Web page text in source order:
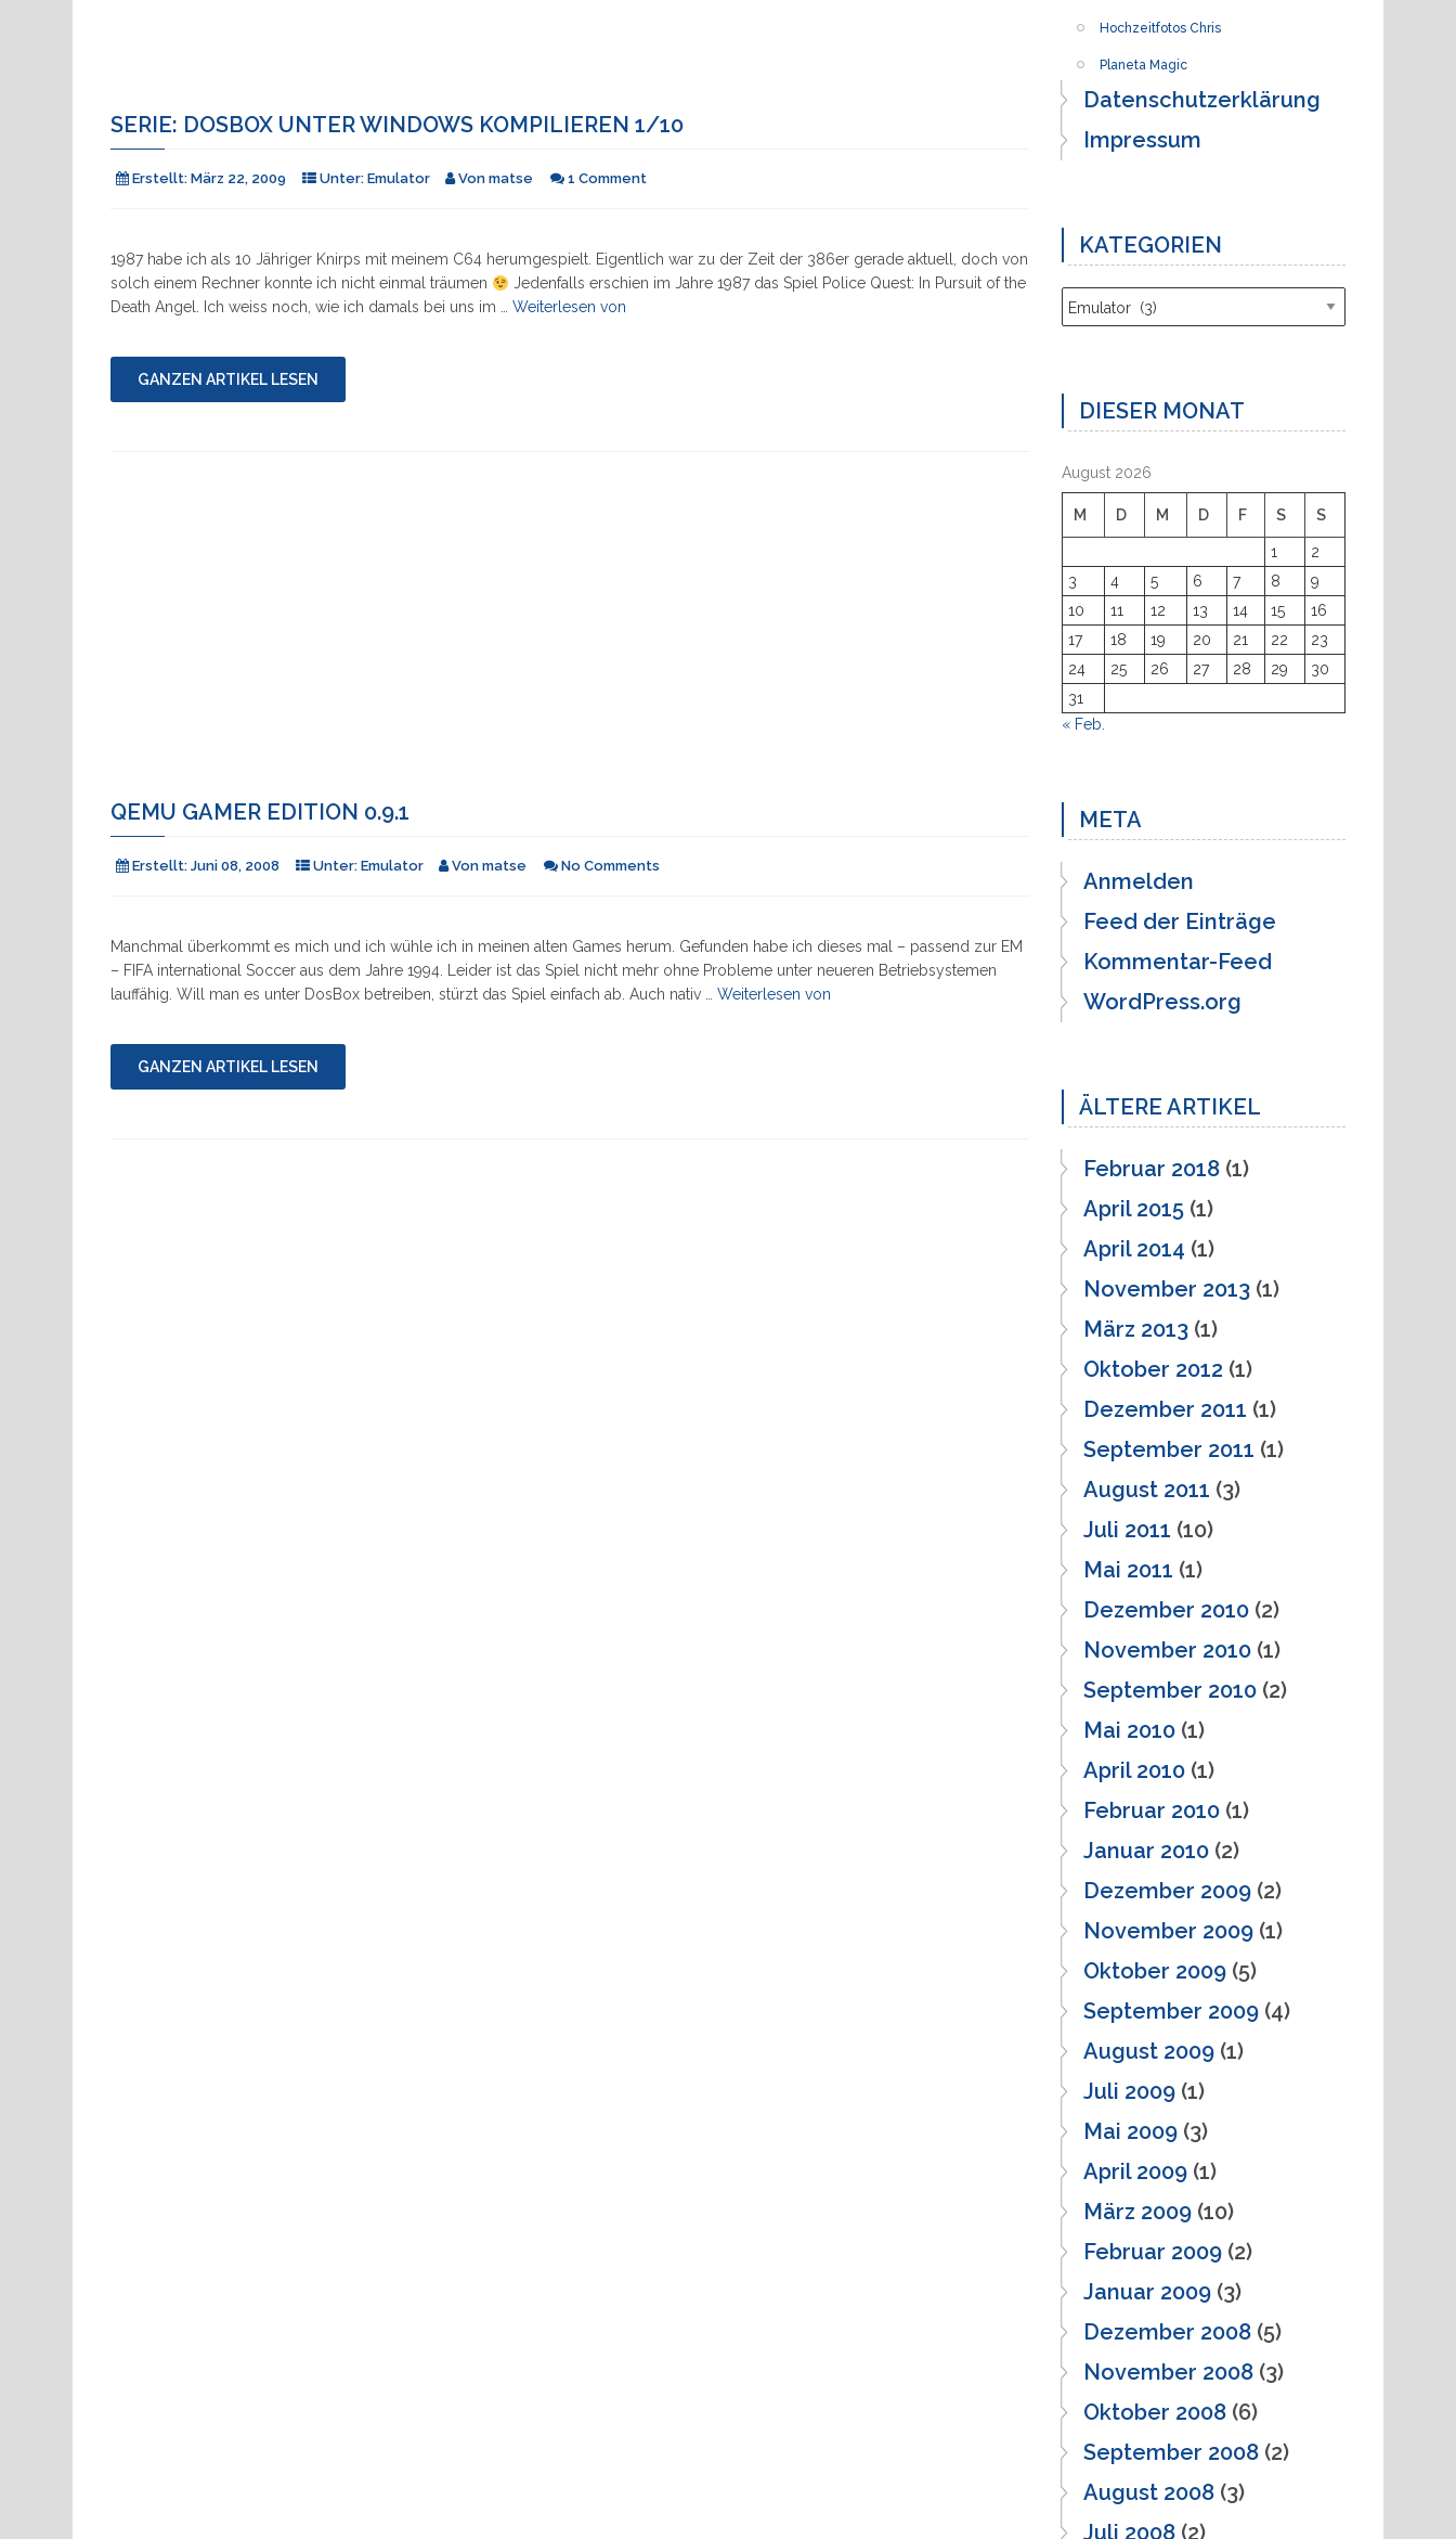
SERIE: DOSBOX UNTER WINDOWS KOMPILIEREN 1/10
Erstellt: März 22, 2009 Unter: Emulator Von matse 1 Comment
1987 habe ich als 10 Jähriger Knirps mit meinem C64 herumgespielt. Eigentlich war zu der Zeit der 386er gerade aktuell, doch von
solch einem Rechner konnte ich nicht einmal träumen
Jedenfalls erschien im Jahre 1987 das Spiel Police Quest: In Pursuit of the
Death Angel. Ich weiss noch, wie ich damals bei uns im … Weiterlesen von
GANZEN ARTIKEL LESEN
QEMU GAMER EDITION 0.9.1
Erstellt: Juni 08, 2008 Unter: Emulator Von matse No Comments
Manchmal überkommt es mich und ich wühle ich in meinen alten Games herum. Gefunden habe ich dieses mal – passend zur EM
– FIFA international Soccer aus dem Jahre 1994. Leider ist das Spiel nicht mehr ohne Probleme unter neueren Betriebsystemen
lauffähig. Will man es unter DosBox betreiben, stürzt das Spiel einfach ab. Auch nativ … Weiterlesen von
GANZEN ARTIKEL LESEN
Hochzeitfotos Chris
Planeta Magic
Datenschutzerklärung
Impressum
KATEGORIEN
Kategorien
DIESER MONAT
August 2026
M D M D F S S
1
2
3
4 5 6 7 8
9
10
11 12 13 14 15
16
17
18 19 20 21 22
23
24
25 26 27 28 29
30
31
« Feb.
META
Anmelden
Feed der Einträge
Kommentar-Feed
WordPress.org
ÄLTERE ARTIKEL
Februar 2018(1)
April 2015(1)
April 2014 (1)
November 2013(1)
März 2013(1)
Oktober 2012 (1)
Dezember 2011 (1)
September 2011 (1)
August 2011 (3)
Juli 2011 (10)
Mai 2011 (1)
Dezember 2010(2)
November 2010(1)
September 2010(2)
Mai 2010(1)
April 2010(1)
Februar 2010(1)
Januar 2010(2)
Dezember 2009(2)
November 2009(1)
Oktober 2009(5)
September 2009(4)
August 2009(1)
Juli 2009(1)
Mai 2009(3)
April 2009(1)
März 2009(10)
Februar 2009(2)
Januar 2009(3)
Dezember 2008(5)
November 2008(3)
Oktober 2008(6)
September 2008(2)
August 2008(3)
Juli 2008(2)